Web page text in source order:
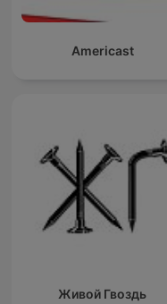
Americast
Живой Гвоздь